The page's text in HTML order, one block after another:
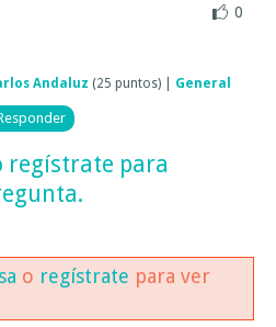
0
Andaluz (25 puntos) General
regístrate para
o regístrate para ver